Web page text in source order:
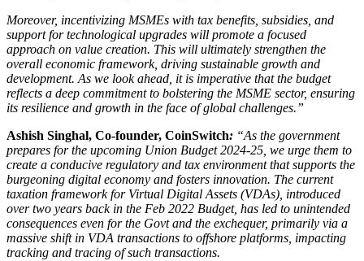
Moreover, incentivizing MSMEs with tax benefits, subsidies, and
support for technological upgrades will promote a focused
approach on value creation. This will ultimately strengthen the
overall economic framework, driving sustainable growth and
development. As we look ahead, it is imperative that the budget
reflects a deep commitment to bolstering the MSME sector, ensuring
its resilience and growth in the face of global challenges.”
Ashish Singhal, Co-founder, CoinSwitch: “As the government
prepares for the upcoming Union Budget 2024-25, we urge them to
create a conducive regulatory and tax environment that supports the
burgeoning digital economy and fosters innovation. The current
taxation framework for Virtual Digital Assets (VDAs), introduced
over two years back in the Feb 2022 Budget, has led to unintended
consequences even for the Govt and the exchequer, primarily via a
massive shift in VDA transactions to offshore platforms, impacting
tracking and tracing of such transactions.